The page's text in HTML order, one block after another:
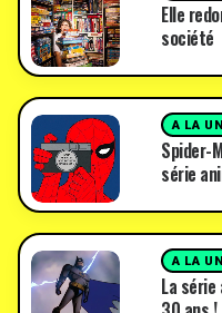
Elle
société
A LA
Spider-
série
A LA
La